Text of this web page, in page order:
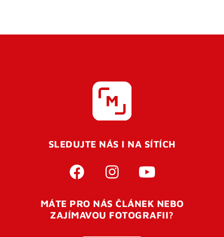
SLEDUJTE NÁS I NA SÍTÍCH
MÁTE PRO NÁS ČLÁNEK NEBO
ZAJÍMAVOU FOTOGRAFII?